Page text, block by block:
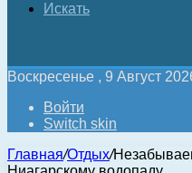
Искать
Воскресенье , 9 Август
Войти
Switch skin
Главная/Отдых/